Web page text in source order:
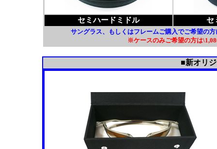
セミハードミドル セ
サングラス、もしくはフレームご購入でご希望の
※ケースのみご希望の方は
■新オリ